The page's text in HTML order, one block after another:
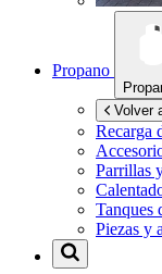
Propano
Volver
Recarga
Parrillas
Tanques
Piezas y